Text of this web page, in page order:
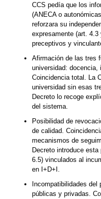
CCS pedía que los
(ANECA o
reforzara su
expresamente (art.
preceptivos y
Afirmación de las tres
universidad: docencia,
Coincidencia total. La
universidad sin esas
Decreto lo recoge
del sistema.
Posibilidad de
de calidad.
mecanismos de
Decreto introduce
6.5) vinculados al
en I+D+I.
Incompatibilidades del
públicas y privadas.